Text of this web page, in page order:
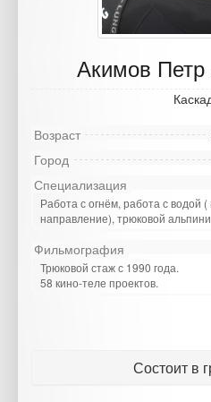
Акимов
Возраст
Город
Специализация
Работа с огнём, работа с водой
направление), трюковой
Фильмография
Трюковой стаж с 1990 года.
58 кино-теле проектов.
Состоит в